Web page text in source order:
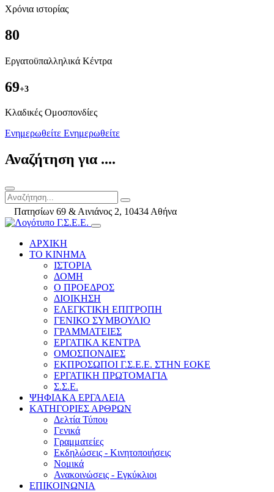
Χρόνια ιστορίας
80
Εργατοϋπαλληλικά Κέντρα
69+3
Kλαδικές Ομοσπονδίες
Ενημερωθείτε Ενημερωθείτε
Αναζήτηση για ....
Πατησίων 69 & Αινιάνος 2, 10434 Αθήνα
ΑΡΧΙΚΗ
ΤΟ ΚΙΝΗΜΑ
ΙΣΤΟΡΙΑ
ΔΟΜΗ
Ο ΠΡΟΕΔΡΟΣ
ΔΙΟΙΚΗΣΗ
ΕΛΕΓΚΤΙΚΗ ΕΠΙΤΡΟΠΗ
ΓΕΝΙΚΟ ΣΥΜΒΟΥΛΙΟ
ΓΡΑΜΜΑΤΕΙΕΣ
ΕΡΓΑΤΙΚΑ ΚΕΝΤΡΑ
ΟΜΟΣΠΟΝΔΙΕΣ
ΕΚΠΡΟΣΩΠΟΙ Γ.Σ.Ε.Ε. ΣΤΗΝ ΕΟΚΕ
ΕΡΓΑΤΙΚΗ ΠΡΩΤΟΜΑΓΙΑ
Σ.Σ.Ε.
ΨΗΦΙΑΚΑ ΕΡΓΑΛΕΙΑ
ΚΑΤΗΓΟΡΙΕΣ ΑΡΘΡΩΝ
Δελτία Τύπου
Γενικά
Γραμματείες
Εκδηλώσεις - Κινητοποιήσεις
Νομικά
Ανακοινώσεις - Εγκύκλιοι
ΕΠΙΚΟΙΝΩΝΙΑ